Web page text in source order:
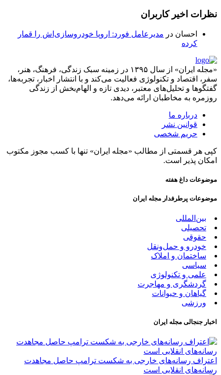
نظرات اخیر کاربران
احسان در مدیرعامل فورد: اروپا خودروسازی‌اش را قمار
کرده
«مجله ایران» از سال ۱۳۹۵ در زمینه سبک زندگی، فرهنگ، هنر،
سفر، اقتصاد و تکنولوژی فعالیت می‌کند و با انتشار اخبار، تجربه‌ها،
گفتگوها و تحلیل‌های معتبر، دیدی تازه و الهام‌بخش از زندگی
روزمره به مخاطبان ارائه می‌دهد.
درباره ما
قوانین نشر
حریم شخصی
کپی هر قسمتی از مطالب «مجله ایران» تنها با کسب مجوز مکتوب
امکان پذیر است.
موضوعات داغ هفته
موضوعات پرطرفدار مجله ایران
بین‌المللی
تحصیلی
حقوقی
خودرو و حمل‌و‌نقل
ساختمان و املاک
سیاسی
علمی و تکنولوژی
گردشگری و مهاجرت
گیاهان و حیوانات
ورزشی
اخبار جنجالی مجله ایران
اعتراف رسانه‌های خارجی به شکست ترامپ حاصل مجاهدت
رسانه‌های انقلابی است